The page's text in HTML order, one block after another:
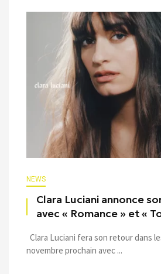
NEWS
Clara Luciani annonce
avec « Romance » et «
Clara Luciani fera son retour dans
novembre prochain avec ...